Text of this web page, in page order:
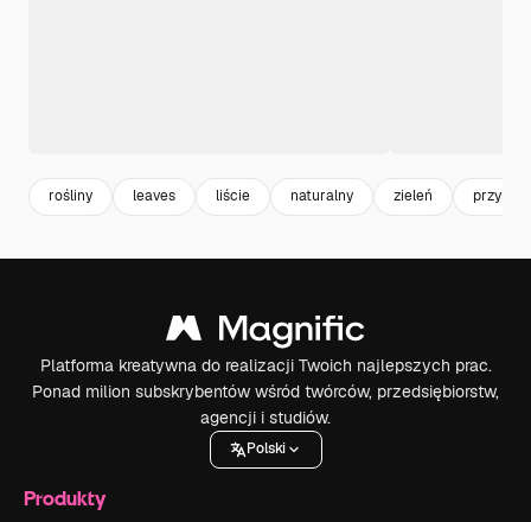
rośliny leaves liście naturalny zieleń przyroda
Platforma kreatywna do realizacji Twoich najlepszych prac.
Ponad milion subskrybentów wśród twórców, przedsiębiorstw,
agencji i studiów.
Polski
Produkty